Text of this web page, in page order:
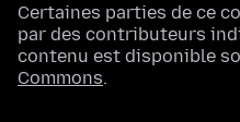
Certaines parties de ce
par des contributeurs
contenu est disponible
Commons.